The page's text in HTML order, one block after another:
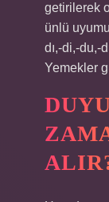
getirilerek
ünlü
dı,-di,-du,-
Yemekler